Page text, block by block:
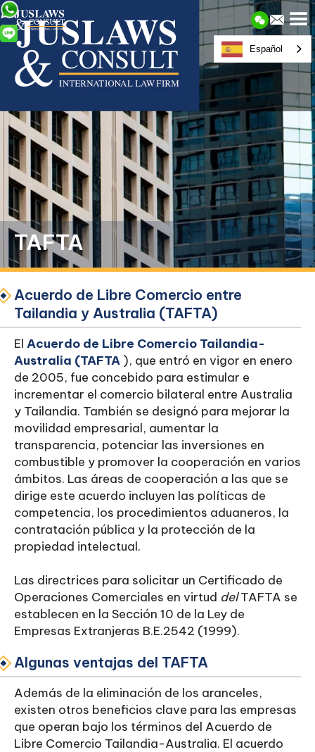
TAFTA
Acuerdo de Libre Comercio entre
Tailandia y Australia (TAFTA)
El Acuerdo de Libre Comercio Tailandia-
Australia (TAFTA ), que entró en vigor en enero
de 2005, fue concebido para estimular e
incrementar el comercio bilateral entre Australia
y Tailandia. También se designó para mejorar la
movilidad empresarial, aumentar la
transparencia, potenciar las inversiones en
combustible y promover la cooperación en varios
ámbitos. Las áreas de cooperación a las que se
dirige este acuerdo incluyen las políticas de
competencia, los procedimientos aduaneros, la
contratación pública y la protección de la
propiedad intelectual.
Las directrices para solicitar un Certificado de
Operaciones Comerciales en virtud delTAFTA se
establecen en la Sección 10 de la Ley de
Empresas Extranjeras B.E.2542 (1999).
Algunas ventajas del TAFTA
Además de la eliminación de los aranceles,
existen otros beneficios clave para las empresas
que operan bajo los términos del Acuerdo de
Libre Comercio Tailandia-Australia. El acuerdo
Español